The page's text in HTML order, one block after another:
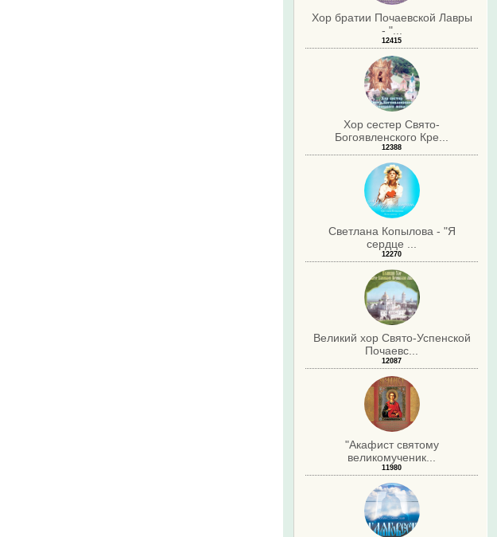
Хор братии Почаевской Лавры
- "...
12415
Хор сестер Свято-
Богоявленского Кре...
12388
Светлана Копылова - "Я
сердце ...
12270
Великий хор Свято-Успенской
Почаевс...
12087
"Акафист святому
великомученик...
11980